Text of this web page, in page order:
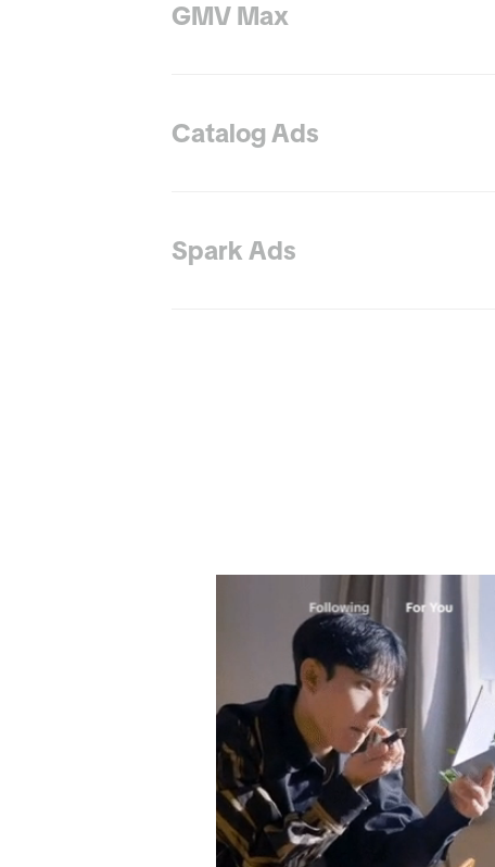
GMV Max
Catalog Ads
Spark Ads